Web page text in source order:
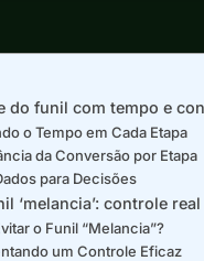
do funil com tempo e
o Tempo em Cada Etapa
da Conversão por Etapa
para Decisões
‘melancia’: controle
o Funil “Melancia”?
um Controle Eficaz